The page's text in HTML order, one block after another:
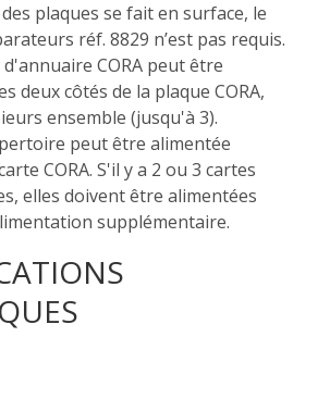
plaques se fait en surface, le
réf. 8829 n’est pas requis.
CORA peut être
deux côtés de la plaque CORA,
ensemble (jusqu'à 3).
peut être alimentée
CORA. S'il y a 2 ou 3 cartes
elles doivent être alimentées
supplémentaire.